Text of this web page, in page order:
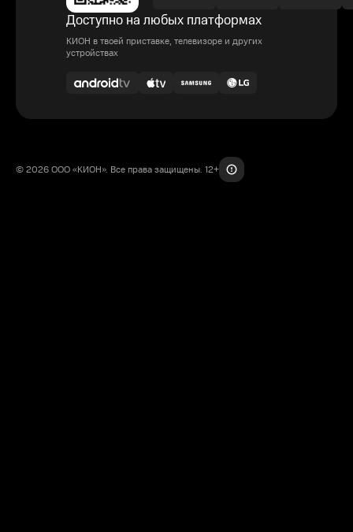
Доступно на любых платформах
КИОН в твоей приставке, телевизоре и других
устройствах
© 2026 ООО «КИОН». Все права защищены. 12+